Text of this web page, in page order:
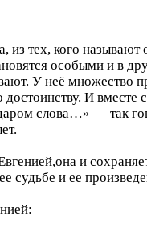
из тех, кого
особыми и в
У неё множество
достоинству. И
слова…» — так
и
судьбе и ее